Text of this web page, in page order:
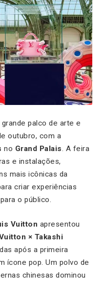
palco de arte e
outubro, com a
no Grand Palais. A feira
e instalações,
mais icônicas da
criar experiências
o público.
Vuitton apresentou
× Takashi
após a primeira
ícone pop. Um polvo de
chinesas dominou